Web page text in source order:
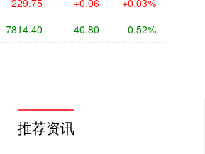
229.75 +0.06 +0.03%
7814.40 -40.80 -0.52%
推荐资讯